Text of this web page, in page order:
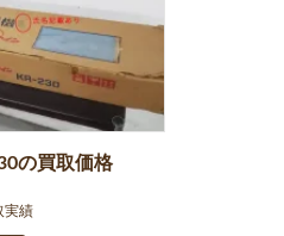
の買取価格
実績